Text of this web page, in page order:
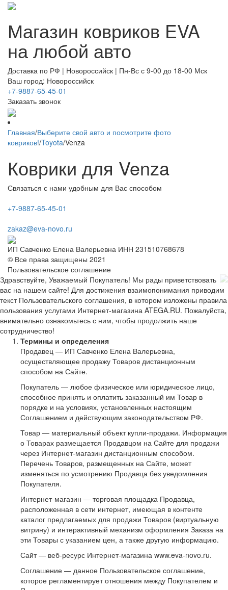
Магазин ковриков EVA ​
на любой авто
Доставка по РФ | Новороссийск | Пн-Вс с 9-00 до 18-00 Мск
Ваш город: Новороссийск
+7-9887-65-45-01
Заказать звонок
Главная/Выберите свой авто и посмотрите фото
ковриков!/Toyota/Venza
Коврики для Venza
Связаться с нами удобным для Вас способом
+7-9887-65-45-01
zakaz@eva-novo.ru
ИП Савченко Елена Валерьевна ИНН 231510768678
© Все права защищены 2021
Пользовательское соглашение
Здравствуйте, Уважаемый Покупатель! Мы рады приветствовать
вас на нашем сайте! Для достижения взаимопонимания приводим
текст Пользовательского соглашения, в котором изложены правила
пользования услугами Интернет-магазина ATEGA.RU. Пожалуйста,
внимательно ознакомьтесь с ним, чтобы продолжить наше
сотрудничество!
Термины и определения
Продавец — ИП Савченко Елена Валерьевна,
осуществляющее продажу Товаров дистанционным
способом на Сайте.
Покупатель — любое физическое или юридическое лицо,
способное принять и оплатить заказанный им Товар в
порядке и на условиях, установленных настоящим
Соглашением и действующим законодательством РФ.
Товар — материальный объект купли-продажи. Информация
о Товарах размещается Продавцом на Сайте для продажи
через Интернет-магазин дистанционным способом.
Перечень Товаров, размещенных на Сайте, может
изменяться по усмотрению Продавца без уведомления
Покупателя.
Интернет-магазин — торговая площадка Продавца,
расположенная в сети интернет, имеющая в контенте
каталог предлагаемых для продажи Товаров (виртуальную
витрину) и интерактивный механизм оформления Заказа на
эти Товары с указанием цен, а также другую информацию.
Сайт — веб-ресурс Интернет-магазина www.eva-novo.ru.
Соглашение — данное Пользовательское соглашение,
которое регламентирует отношения между Покупателем и